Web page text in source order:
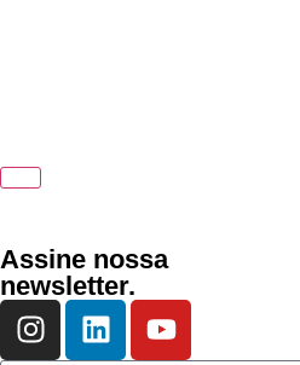
Assine nossa
newsletter.